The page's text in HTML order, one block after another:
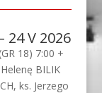
24 V 2026
18) 7:00 +
BILIK
ks. Jerzego